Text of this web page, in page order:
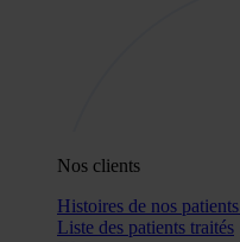
Nos clients
Histoires de nos patients
Liste des patients traités